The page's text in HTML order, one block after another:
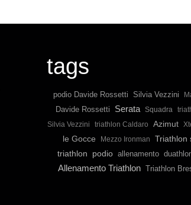
tags
podio Davide Rossetti Silvia Vezzini
Davide Rossetti Serata Squadra
Silvia Vezzini
triathlon Caldaro Azimut
le Gocce
Mezzo Ironman Triathlon
triathlon
podio allenamento
Allenamento Triathlon Triathlon